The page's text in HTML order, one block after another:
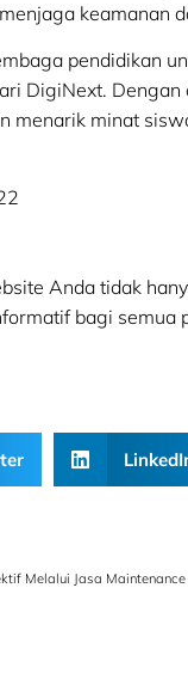
keamanan
pendidikan
DigiNext. Dengan
menarik minat
Anda tidak
bagi semua